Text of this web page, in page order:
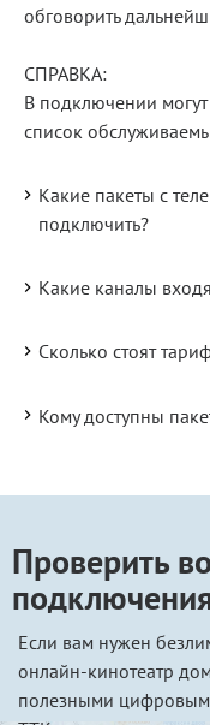
обговорить
СПРАВКА:
В подключении могут
список
Какие пакеты с
подключить?
Какие каналы
Сколько стоят
Кому доступны
Проверить
Если вам нужен
онлайн-кинотеатр
полезными